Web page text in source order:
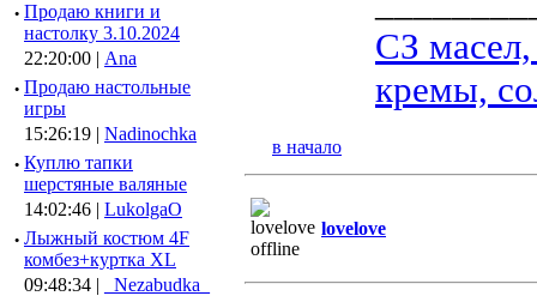
· Продаю книги и
настолку 3.10.2024
22:20:00 | Ana
· Продаю настольные
игры
15:26:19 | Nadinochka
· Куплю тапки
шерстяные валяные
14:02:46 | LukolgaO
· Лыжный костюм 4F
комбез+куртка XL
09:48:34 |
_Nezabudka_
СЗ
кремы,
в начало
lovelove